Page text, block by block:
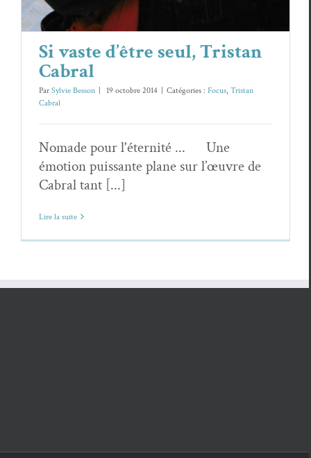
Si vaste d’être seul, Tristan
Cabral
ParSylvie Besson | 19 octobre 2014 | Catégories : Focus, Tristan
Cabral
Nomade pour l'éternité ... Une
émotion puissante plane sur l’œuvre de
Cabral tant [...]
Lire la suite